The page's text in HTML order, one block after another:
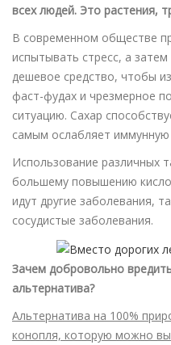
всех людей. Это растения,
В современном обществе
испытывать стресс, а
дешевое средство, чтобы
фаст-фудах и чрезмерное
ситуацию. Сахар
самым ослабляет
Использование различных
большему повышению
идут другие заболевания,
сосудистые заболевания.
Зачем добровольно
альтернатива?
Альтернатива на 100%
конопля, которую можно